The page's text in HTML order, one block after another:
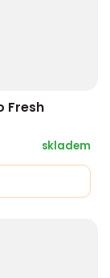
Fresh
skladem